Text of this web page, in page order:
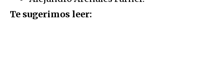
Te sugerimos leer: